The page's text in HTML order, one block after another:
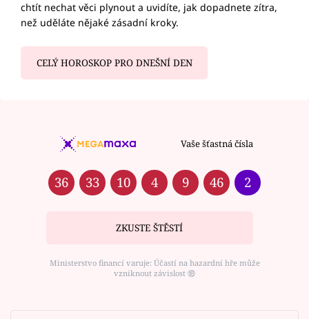
chtít nechat věci plynout a uvidíte, jak dopadnete zítra,
než uděláte nějaké zásadní kroky.
CELÝ HOROSKOP PRO DNEŠNÍ DEN
Vaše šťastná čísla
36 33 10 4 9 46 2
ZKUSTE ŠTĚSTÍ
Ministerstvo financí varuje: Účastí na hazardní hře může
vzniknout závislost ⑱